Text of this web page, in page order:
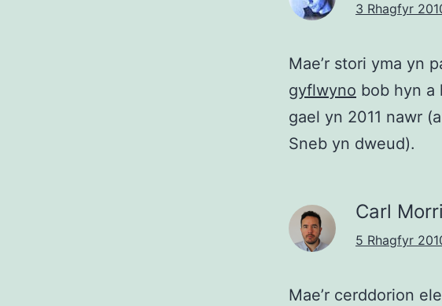
3 Rhagfyr
Mae’r stori yma yn
gyflwyno bob hyn a
gael yn 2011 nawr
Sneb yn dweud).
Carl
5 Rhagfyr
Mae’r cerddorion